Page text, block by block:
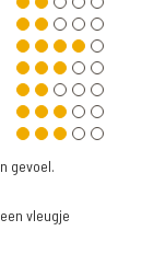
gevoel.
vleugje